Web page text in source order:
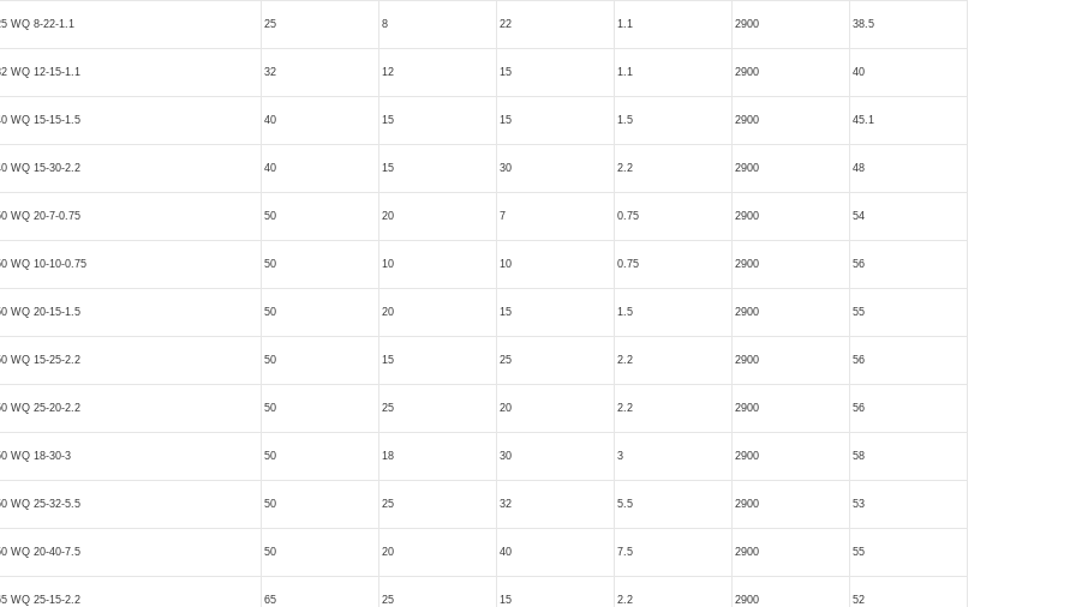
WQ 8-22-1.1 25 8 22 1.1 2900 38.5
WQ 12-15-1.1 32 12 15 1.1 2900 40
WQ 15-15-1.5 40 15 15 1.5 2900 45.1
WQ 15-30-2.2 40 15 30 2.2 2900 48
WQ 20-7-0.75 50 20 7 0.75 2900 54
WQ 10-10-0.75 50 10 10 0.75 2900 56
WQ 20-15-1.5 50 20 15 1.5 2900 55
WQ 15-25-2.2 50 15 25 2.2 2900 56
WQ 25-20-2.2 50 25 20 2.2 2900 56
WQ 18-30-3 50 18 30 3 2900 58
WQ 25-32-5.5 50 25 32 5.5 2900 53
WQ 20-40-7.5 50 20 40 7.5 2900 55
WQ 25-15-2.2 65 25 15 2.2 2900 52